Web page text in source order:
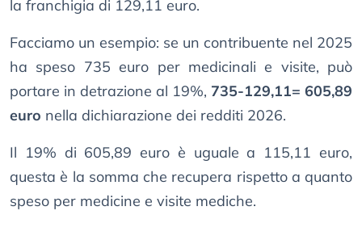
la franchigia di 129,11 euro.
Facciamo un esempio: se un contribuente nel 2025
ha speso 735 euro per medicinali e visite, può
portare in detrazione al 19%, 735-129,11= 605,89
euro nella dichiarazione dei redditi 2026.
Il 19% di 605,89 euro è uguale a 115,11 euro,
questa è la somma che recupera rispetto a quanto
speso per medicine e visite mediche.